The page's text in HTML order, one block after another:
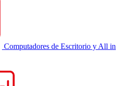
Computadores de Escritorio y All in